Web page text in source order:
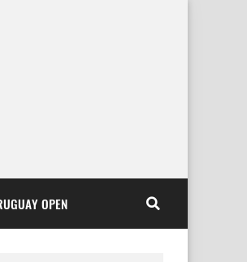
OPEN